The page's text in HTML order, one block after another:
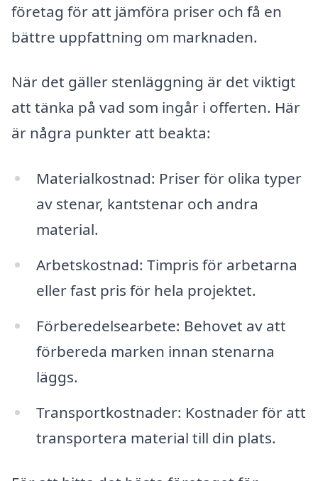
företag för att jämföra priser och få en
bättre uppfattning om marknaden.
När det gäller stenläggning är det viktigt
att tänka på vad som ingår i offerten. Här
är några punkter att beakta:
Materialkostnad: Priser för olika typer
av stenar, kantstenar och andra
material.
Arbetskostnad: Timpris för arbetarna
eller fast pris för hela projektet.
Förberedelsearbete: Behovet av att
förbereda marken innan stenarna
läggs.
Transportkostnader: Kostnader för att
transportera material till din plats.